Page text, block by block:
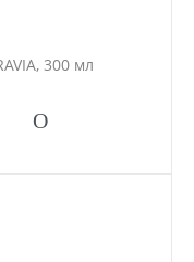
300 мл